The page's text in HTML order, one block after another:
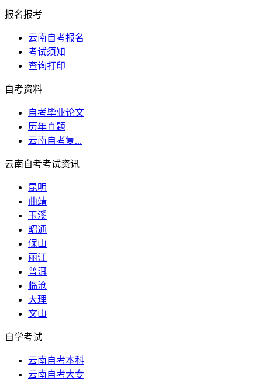
报名报考
云南自考报名
考试须知
查询打印
自考资料
自考毕业论文
历年真题
云南自考复...
云南自考考试资讯
昆明
曲靖
玉溪
昭通
保山
丽江
普洱
临沧
大理
文山
自学考试
云南自考本科
云南自考大专